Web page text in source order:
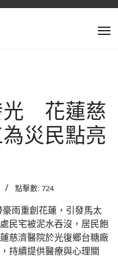
光 花蓮慈
災民點亮
點擊數: 724
雨重創花蓮，引發馬太
民宅被泥水吞沒，居民飽
慈濟醫院於光復鄉台糖廠
持續提供醫療與心理關